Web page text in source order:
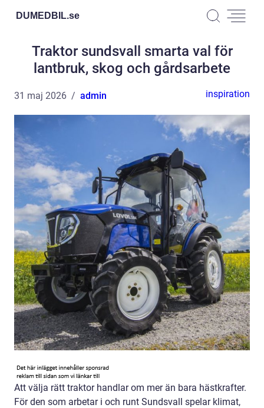
DUMEDBIL.se
Traktor sundsvall smarta val för
lantbruk, skog och gårdsarbete
31 maj 2026 admin inspiration
Att välja rätt traktor handlar om mer än bara hästkrafter.
För den som arbetar i och runt Sundsvall spelar klimat,